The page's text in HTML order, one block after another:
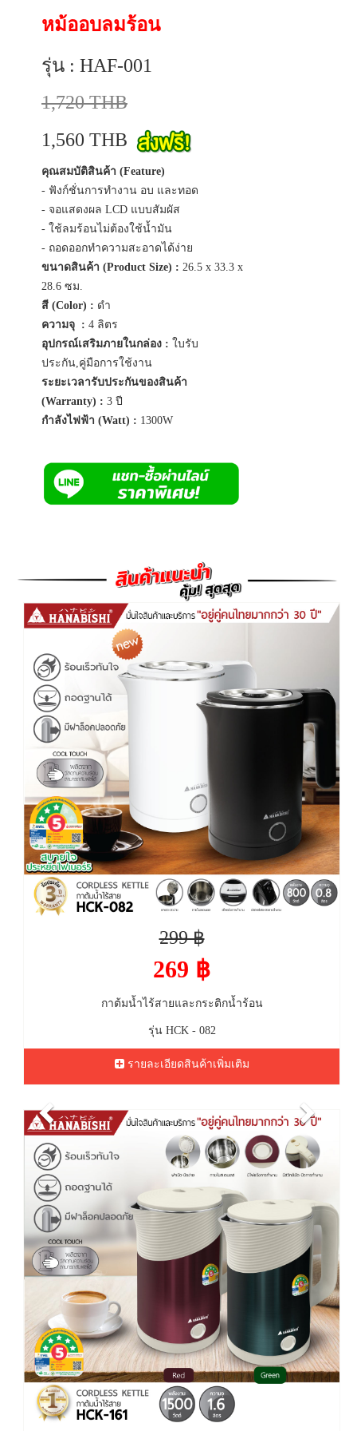
หม้ออบลมร้อน
รุ่น : HAF-001
1,720 THB
1,560 THB
คุณสมบัติสินค้า (Feature)
- ฟังก์ชั่นการทำงาน อบ และทอด
- จอแสดงผล LCD แบบสัมผัส
- ใช้ลมร้อนไม่ต้องใช้น้ำมัน
- ถอดออกทำความสะอาดได้ง่าย
ขนาดสินค้า (Product Size) : 26.5 x 33.3 x
28.6 ซม.
สี (Color) : ดำ
ความจุ : 4 ลิตร
อุปกรณ์เสริมภายในกล่อง : ใบรับ
ประกัน,คู่มือการใช้งาน
ระยะเวลารับประกันของสินค้า
(Warranty) : 3 ปี
กำลังไฟฟ้า (Watt) : 1300W
299 ฿
269 ฿
กาต้มน้ำไร้สายและกระติกน้ำร้อน
รุ่น HCK - 082
รายละเอียดสินค้าเพิ่มเติม
Previous Next